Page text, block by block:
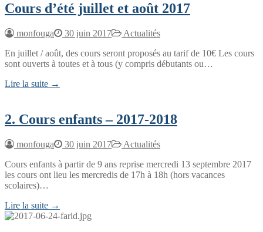
Cours d’été juillet et août 2017
monfouga 30 juin 2017
Actualités
En juillet / août, des cours seront proposés au tarif de 10€ Les cours
sont ouverts à toutes et à tous (y compris débutants ou…
Lire la suite →
2. Cours enfants – 2017-2018
monfouga 30 juin 2017
Actualités
Cours enfants à partir de 9 ans reprise mercredi 13 septembre 2017
les cours ont lieu les mercredis de 17h à 18h (hors vacances
scolaires)…
Lire la suite →